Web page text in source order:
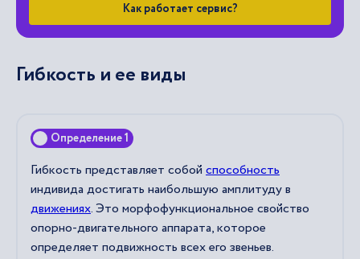
Как работает сервис?
Гибкость и ее виды
Определение 1
Гибкость представляет собой способность
индивида достигать наибольшую амплитуду в
движениях. Это морфофункциональное свойство
опорно-двигательного аппарата, которое
определяет подвижность всех его звеньев.